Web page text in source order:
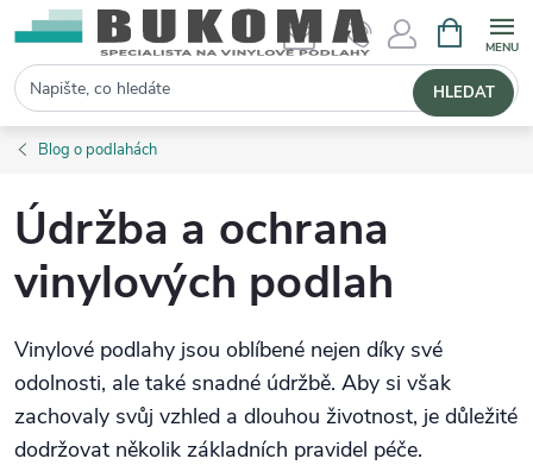
Hledat HLEDAT
Blog o podlahách
Údržba a ochrana
vinylových podlah
Vinylové podlahy jsou oblíbené nejen díky své
odolnosti, ale také snadné údržbě. Aby si však
zachovaly svůj vzhled a dlouhou životnost, je důležité
dodržovat několik základních pravidel péče.